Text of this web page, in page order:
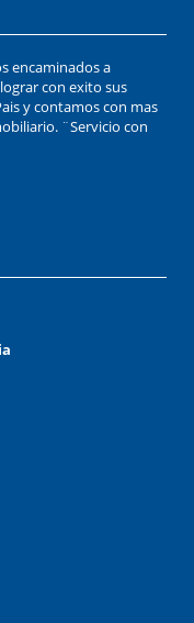
encaminados a
con exito sus
y contamos con mas
¨Servicio con